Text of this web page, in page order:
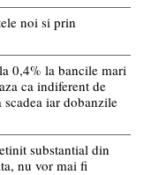
noi si prin
0,4% la bancile mari
ca indiferent de
iar dobanzile
substantial din
nu vor mai fi